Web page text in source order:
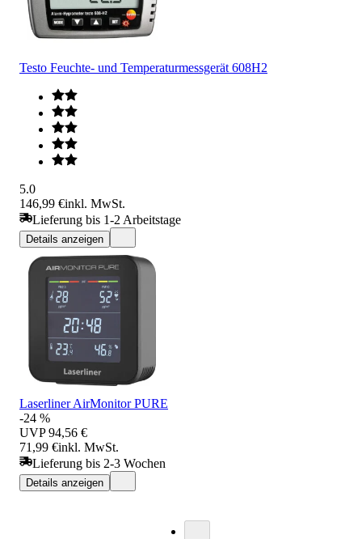
Testo Feuchte- und Temperaturmessgerät 608H2
5.0
146,99 €inkl. MwSt.
Lieferung bis 1-2 Arbeitstage
Details anzeigen
Laserliner AirMonitor PURE
-24 %
UVP 94,56 €
71,99 €inkl. MwSt.
Lieferung bis 2-3 Wochen
Details anzeigen